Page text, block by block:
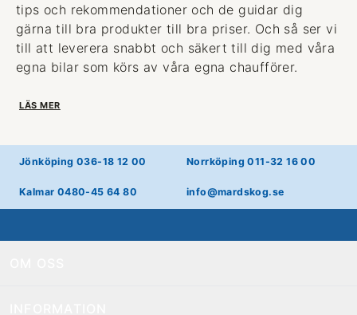
tips och rekommendationer och de guidar dig
gärna till bra produkter till bra priser. Och så ser vi
till att leverera snabbt och säkert till dig med våra
egna bilar som körs av våra egna chaufförer.
LÄS MER
Jönköping 036-18 12 00 Norrköping 011-32 16 00
Kalmar 0480-45 64 80 info@mardskog.se